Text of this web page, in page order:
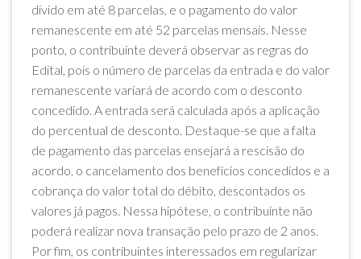
divido em até 8 parcelas, e o pagamento do valor
remanescente em até 52 parcelas mensais. Nesse
ponto, o contribuinte deverá observar as regras do
Edital, pois o número de parcelas da entrada e do valor
remanescente variará de acordo com o desconto
concedido. A entrada será calculada após a aplicação
do percentual de desconto. Destaque-se que a falta
de pagamento das parcelas ensejará a rescisão do
acordo, o cancelamento dos benefícios concedidos e a
cobrança do valor total do débito, descontados os
valores já pagos. Nessa hipótese, o contribuinte não
poderá realizar nova transação pelo prazo de 2 anos.
Por fim, os contribuintes interessados em regularizar